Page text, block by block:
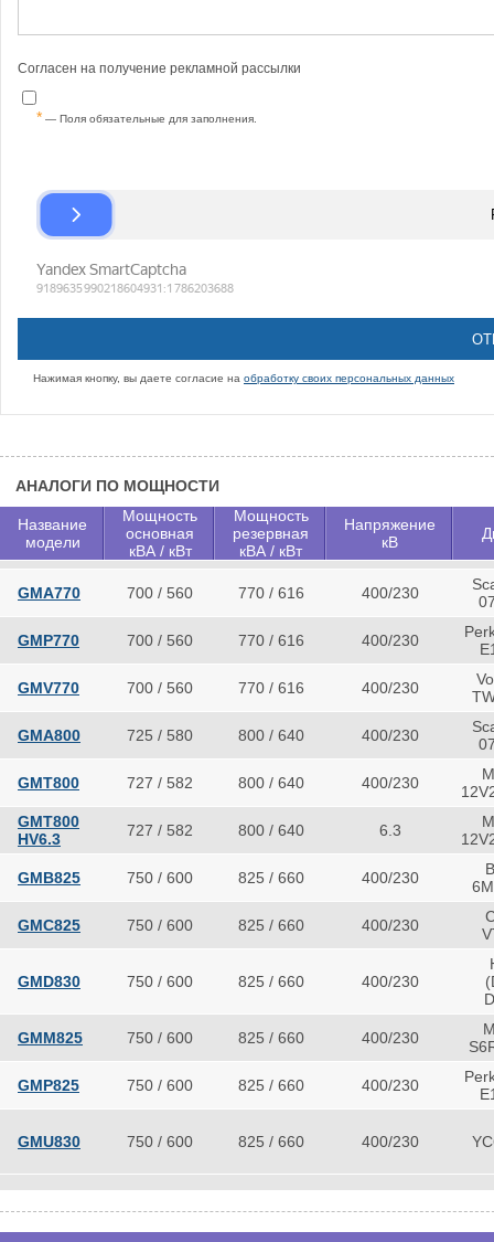
Согласен на получение рекламной рассылки
— Поля обязательные для заполнения.
Нажимая кнопку, вы даете согласие на обработку своих персональных данных
АНАЛОГИ ПО МОЩНОСТИ
Название
модели
Мощность
основная
кВА / кВт
Мощность
резервная
кВА / кВт
Напряжение
кВ
GMA770 700 / 560 770 / 616 400/230
GMP770 700 / 560 770 / 616 400/230
GMV770 700 / 560 770 / 616 400/230
GMA800 725 / 580 800 / 640 400/230
GMT800 727 / 582 800 / 640 400/230
GMT800
HV6.3
727 / 582 800 / 640 6.3
GMB825 750 / 600 825 / 660 400/230
GMC825 750 / 600 825 / 660 400/230
GMD830 750 / 600 825 / 660 400/230
GMM825 750 / 600 825 / 660 400/230
GMP825 750 / 600 825 / 660 400/230
GMU830 750 / 600 825 / 660 400/230